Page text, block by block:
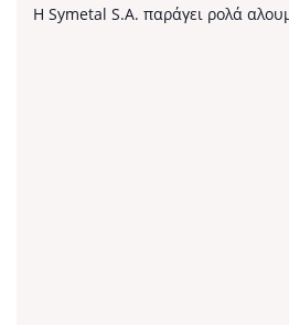
Symetal
Η Symetal S.A. παράγει ρολά